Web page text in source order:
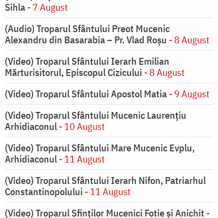
Sihla- 7 August
(Audio) Troparul Sfântului Preot Mucenic
Alexandru din Basarabia – Pr. Vlad Roșu - 8 August
(Video) Troparul Sfântului Ierarh Emilian
Mărturisitorul, Episcopul Cizicului - 8 August
(Video) Troparul Sfântului Apostol Matia- 9 August
(Video) Troparul Sfântului Mucenic Laurențiu
Arhidiaconul- 10 August
(Video) Troparul Sfântului Mare Mucenic Evplu,
Arhidiaconul- 11 August
(Video) Troparul Sfântului Ierarh Nifon, Patriarhul
Constantinopolului - 11 August
(Video) Troparul Sfinților Mucenici Fotie și Anichit -